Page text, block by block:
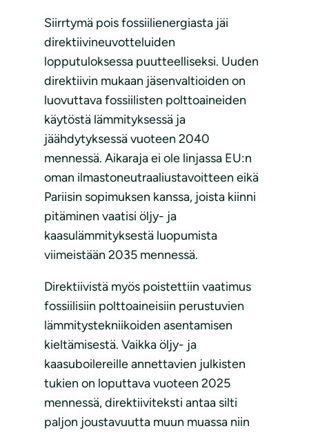
Siirrtymä pois fossiilienergiasta jäi
direktiivineuvotteluiden
lopputuloksessa puutteelliseksi. Uuden
direktiivin mukaan jäsenvaltioiden on
luovuttava fossiilisten polttoaineiden
käytöstä lämmityksessä ja
jäähdytyksessä vuoteen 2040
mennessä. Aikaraja ei ole linjassa EU:n
oman ilmastoneutraaliustavoitteen eikä
Pariisin sopimuksen kanssa, joista kiinni
pitäminen vaatisi öljy- ja
kaasulämmityksestä luopumista
viimeistään 2035 mennessä.
Direktiivistä myös poistettiin vaatimus
fossiilisiin polttoaineisiin perustuvien
lämmitystekniikoiden asentamisen
kieltämisestä. Vaikka öljy- ja
kaasuboilereille annettavien julkisten
tukien on loputtava vuoteen 2025
mennessä, direktiiviteksti antaa silti
paljon joustavuutta muun muassa niin